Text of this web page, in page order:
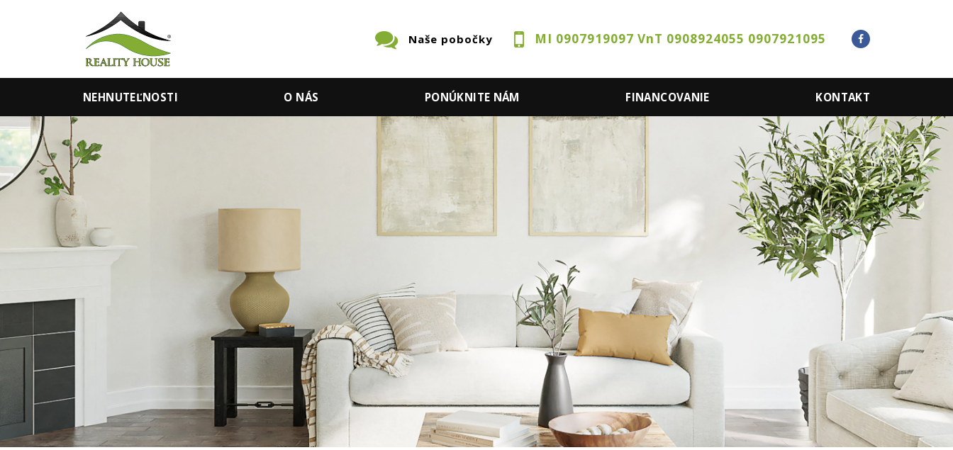
MI 0907919097 VnT 0908924055 0907921095
Naše pobočky
NEHNUTEĽNOSTI O NÁS PONÚKNITE NÁM FINANCOVANIE KONTAKT